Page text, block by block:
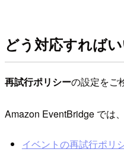
どう対応すれば
再試行ポリシーの設定をご
Amazon EventBridge では
イベントの再試行ポリ